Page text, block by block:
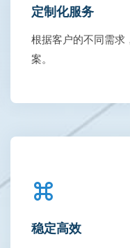
定制化服务
根据客户的不同需求
案。
稳定高效